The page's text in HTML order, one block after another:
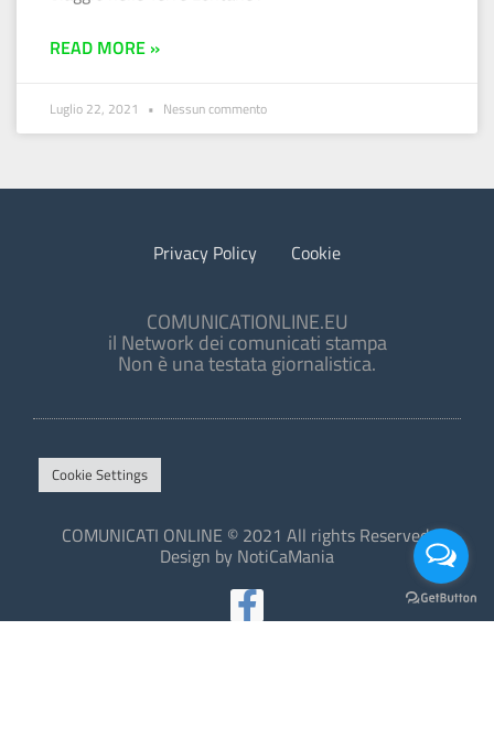
READ MORE »
Luglio 22, 2021 Nessun commento
Privacy Policy Cookie
COMUNICATIONLINE.EU
il Network dei comunicati stampa
Non è una testata giornalistica.
Cookie Settings
COMUNICATI ONLINE © 2021 All rights Reserved.
Design by NotiCaMania